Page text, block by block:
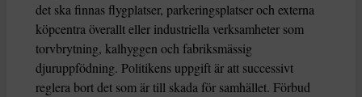
det ska finnas flygplatser, parkeringsplatser och externa
köpcentra överallt eller industriella verksamheter som
torvbrytning, kalhyggen och fabriksmässig
djuruppfödning. Politikens uppgift är att successivt
reglera bort det som är till skada för samhället. Förbud